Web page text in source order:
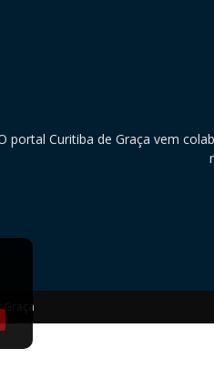
portal Curitiba de Graça vem